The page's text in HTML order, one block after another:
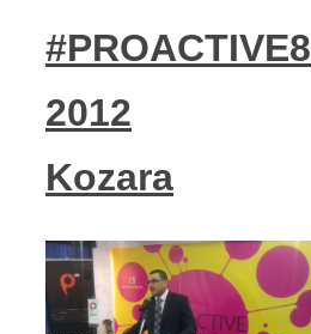
#PROACTIVE8
2012
Kozara